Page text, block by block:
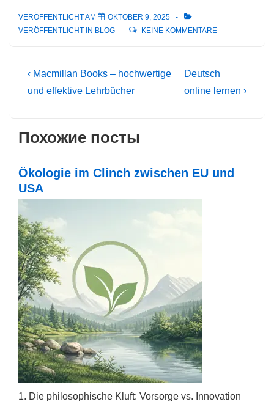
VERÖFFENTLICHT AM
OKTOBER 9, 2025
VERÖFFENTLICHT IN BLOG KEINE KOMMENTARE
Beitragsnavigation
Vorheriger
Beitrag
‹ Macmillan Books – hochwertige
und effektive Lehrbücher
Nächster
Beitrag
Deutsch
online lernen ›
Похожие посты
Ökologie im Clinch zwischen EU und
USA
1. Die philosophische Kluft: Vorsorge vs. Innovation